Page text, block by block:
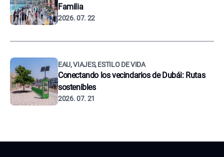
Familia
2026. 07. 22
EAU, VIAJES, ESTILO DE VIDA
Conectando los vecindarios de Dubái: Rutas
sostenibles
2026. 07. 21